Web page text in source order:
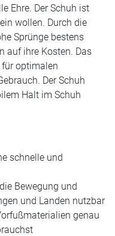
Ehre. Der Schuh ist
wollen. Durch die
Sprünge bestens
auf ihre Kosten. Das
optimalen
Der Schuh
Halt im Schuh
schnelle und
Bewegung und
und Landen nutzbar
genau